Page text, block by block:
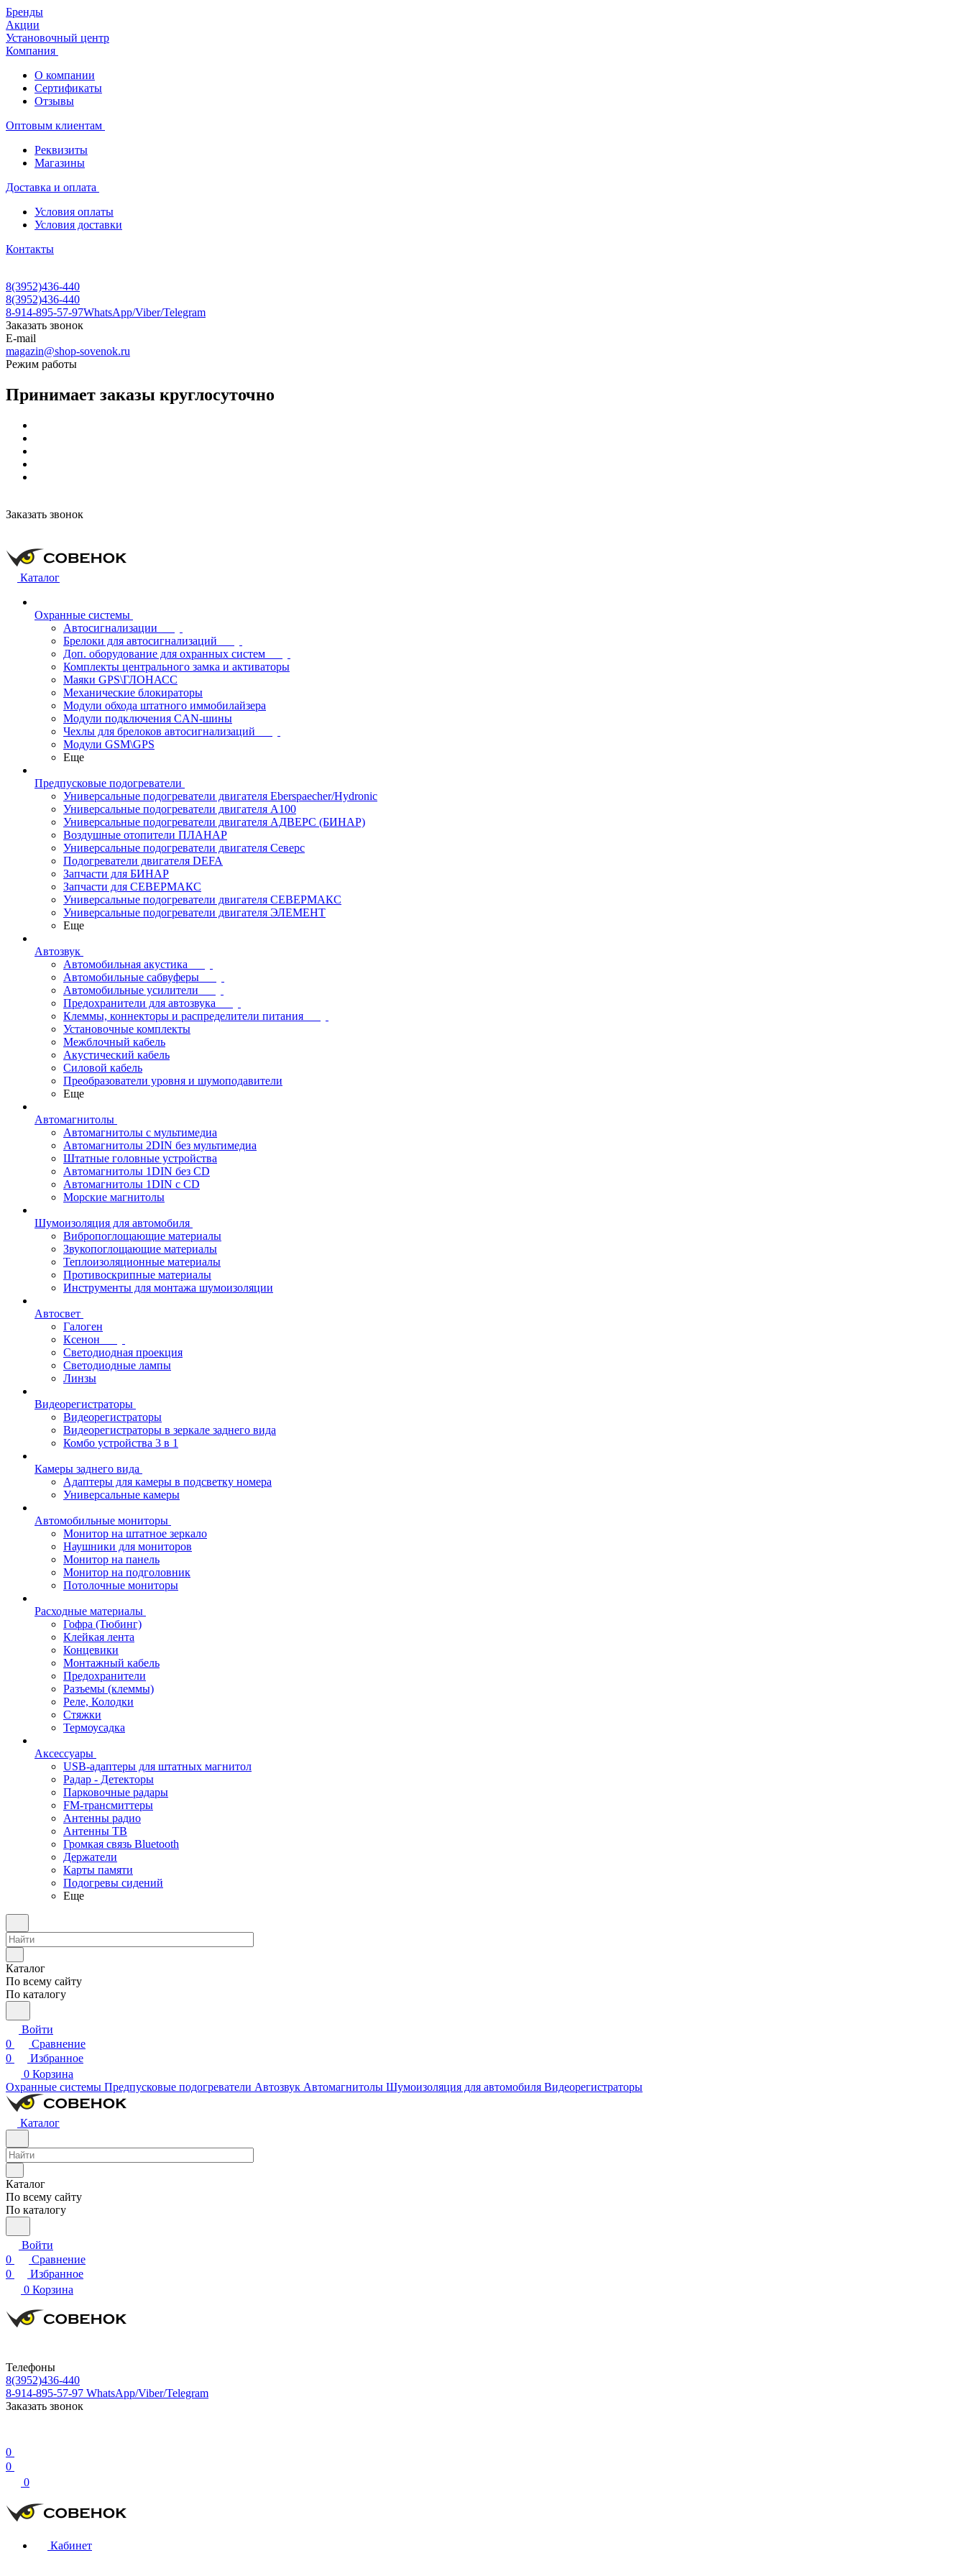
Бренды
Акции
Установочный центр
Компания
О компании
Сертификаты
Отзывы
Оптовым клиентам
Реквизиты
Магазины
Доставка и оплата
Условия оплаты
Условия доставки
Контакты
8(3952)436-440
8(3952)436-440
8-914-895-57-97WhatsApp/Viber/Telegram
Заказать звонок
E-mail
magazin@shop-sovenok.ru
Режим работы
Принимает заказы круглосуточно
Заказать звонок
Каталог
Охранные системы
Автосигнализации
Брелоки для автосигнализаций
Доп. оборудование для охранных систем
Комплекты центрального замка и активаторы
Маяки GPS\ГЛОНАСС
Механические блокираторы
Модули обхода штатного иммобилайзера
Модули подключения CAN-шины
Чехлы для брелоков автосигнализаций
Модули GSM\GPS
Еще
Предпусковые подогреватели
Универсальные подогреватели двигателя Eberspaecher/Hydronic
Универсальные подогреватели двигателя A100
Универсальные подогреватели двигателя АДВЕРС (БИНАР)
Воздушные отопители ПЛАНАР
Универсальные подогреватели двигателя Северс
Подогреватели двигателя DEFA
Запчасти для БИНАР
Запчасти для СЕВЕРМАКС
Универсальные подогреватели двигателя СЕВЕРМАКС
Универсальные подогреватели двигателя ЭЛЕМЕНТ
Еще
Автозвук
Автомобильная акустика
Автомобильные сабвуферы
Автомобильные усилители
Предохранители для автозвука
Клеммы, коннекторы и распределители питания
Установочные комплекты
Межблочный кабель
Акустический кабель
Силовой кабель
Преобразователи уровня и шумоподавители
Еще
Автомагнитолы
Автомагнитолы с мультимедиа
Автомагнитолы 2DIN без мультимедиа
Штатные головные устройства
Автомагнитолы 1DIN без CD
Автомагнитолы 1DIN с CD
Морские магнитолы
Шумоизоляция для автомобиля
Вибропоглощающие материалы
Звукопоглощающие материалы
Теплоизоляционные материалы
Противоскрипные материалы
Инструменты для монтажа шумоизоляции
Автосвет
Галоген
Ксенон
Светодиодная проекция
Светодиодные лампы
Линзы
Видеорегистраторы
Видеорегистраторы
Видеорегистраторы в зеркале заднего вида
Комбо устройства 3 в 1
Камеры заднего вида
Адаптеры для камеры в подсветку номера
Универсальные камеры
Автомобильные мониторы
Монитор на штатное зеркало
Наушники для мониторов
Монитор на панель
Монитор на подголовник
Потолочные мониторы
Расходные материалы
Гофра (Тюбинг)
Клейкая лента
Концевики
Монтажный кабель
Предохранители
Разъемы (клеммы)
Реле, Колодки
Стяжки
Термоусадка
Аксессуары
USB-адаптеры для штатных магнитол
Радар - Детекторы
Парковочные радары
FM-трансмиттеры
Антенны радио
Антенны ТВ
Громкая связь Bluetooth
Держатели
Карты памяти
Подогревы сидений
Еще
Каталог
По всему сайту
По каталогу
Войти
0
Сравнение
0
Избранное
0 Корзина
Охранные системы Предпусковые подогреватели Автозвук Автомагнитолы Шумоизоляция для автомобиля Видеорегистраторы
Каталог
Каталог
По всему сайту
По каталогу
Войти
0
Сравнение
0
Избранное
0 Корзина
Телефоны
8(3952)436-440
8-914-895-57-97 WhatsApp/Viber/Telegram
Заказать звонок
0
0
0
Кабинет